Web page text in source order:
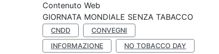
Contenuto Web
GIORNATA MONDIALE SENZA TABACCO
CNDD
CONVEGNI
INFORMAZIONE
NO TOBACCO DAY